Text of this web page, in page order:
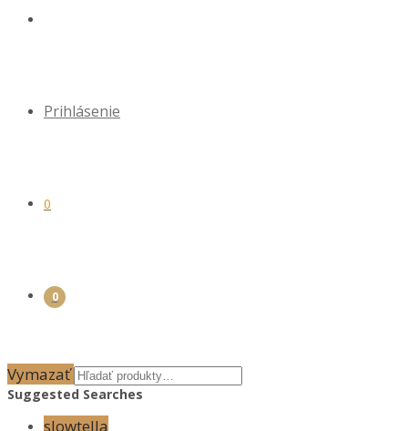
Prihlásenie
0
0
Vymazať
Suggested Searches
slowtella